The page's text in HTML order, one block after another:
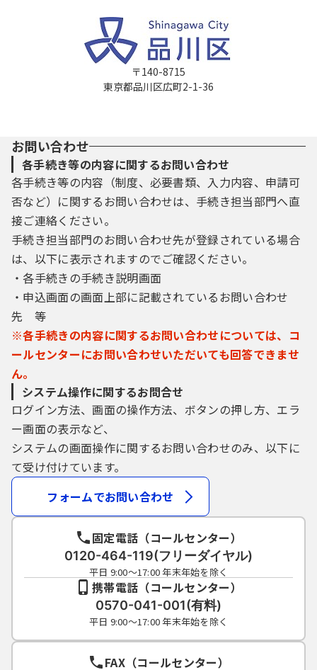
〒140-8715
東京都品川区広町2-1-36
お問い合わせ
各手続き等の内容に関するお問い合わせ
各手続き等の内容（制度、必要書類、入力内容、申請可
否など）に関するお問い合わせは、手続き担当部門へ直
接ご連絡ください。
手続き担当部門のお問い合わせ先が登録されている場合
は、以下に表示されますのでご確認ください。
・各手続きの手続き説明画面
・申込画面の画面上部に記載されているお問い合わせ
先 等
※各手続きの内容に関するお問い合わせについては、コ
ールセンターにお問い合わせいただいても回答できませ
ん。
システム操作に関するお問合せ
ログイン方法、画面の操作方法、ボタンの押し方、エラ
ー画面の表示など、
システムの画面操作に関するお問い合わせのみ、以下に
て受け付けています。
フォームでお問い合わせ
固定電話（コールセンター）
0120-464-119(フリーダイヤル)
平日 9:00～17:00 年末年始を除く
携帯電話（コールセンター）
0570-041-001(有料)
平日 9:00～17:00 年末年始を除く
FAX（コールセンター）